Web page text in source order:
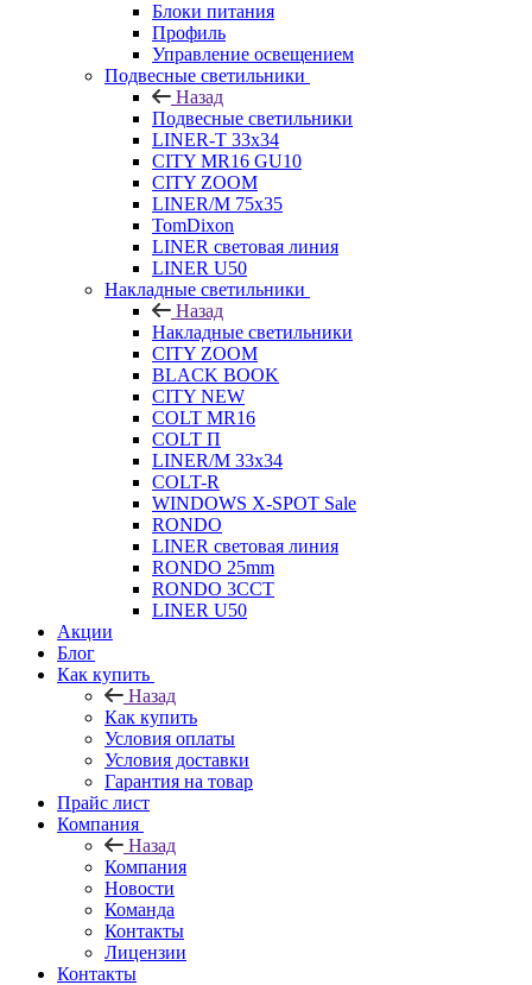
Блоки питания
Профиль
Управление освещением
Подвесные светильники
Назад
Подвесные светильники
LINER-T 33x34
CITY MR16 GU10
CITY ZOOM
LINER/M 75х35
TomDixon
LINER световая линия
LINER U50
Накладные светильники
Назад
Накладные светильники
CITY ZOOM
BLACK BOOK
CITY NEW
COLT MR16
COLT П
LINER/М 33х34
COLT-R
WINDOWS X-SPOT Sale
RONDO
LINER световая линия
RONDO 25mm
RONDO 3CCT
LINER U50
Акции
Блог
Как купить
Назад
Как купить
Условия оплаты
Условия доставки
Гарантия на товар
Прайс лист
Компания
Назад
Компания
Новости
Команда
Контакты
Лицензии
Контакты